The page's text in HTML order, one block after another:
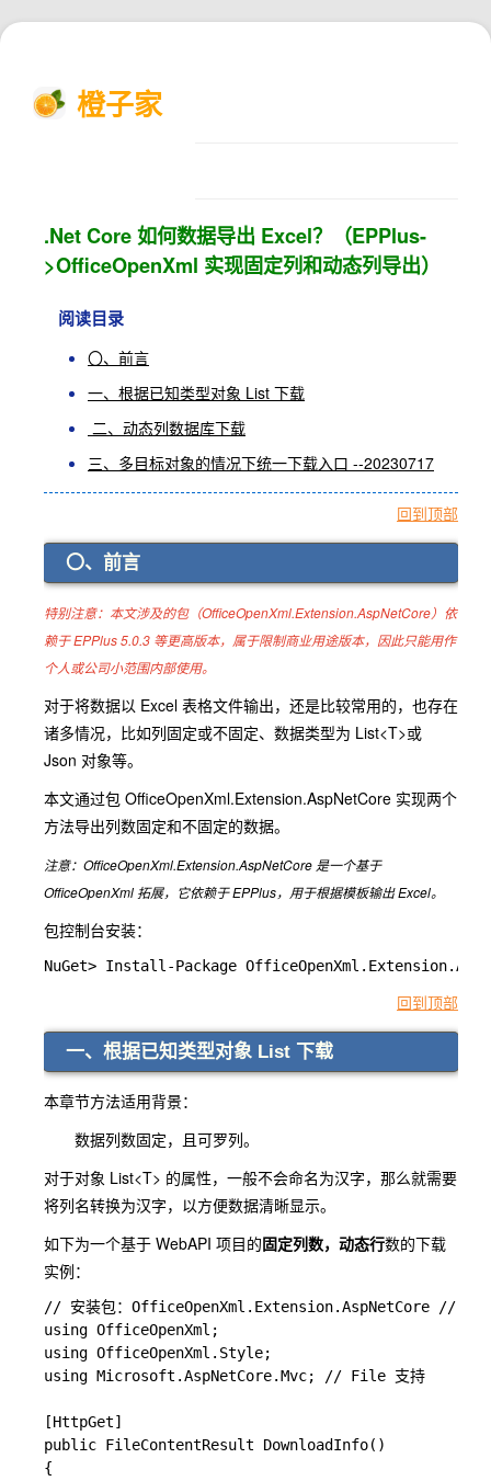
橙子家
.Net Core 如何数据导出 Excel？（EPPlus-
>OfficeOpenXml 实现固定列和动态列导出）
阅读目录
〇、前言
一、根据已知类型对象 List 下载
二、动态列数据库下载
三、多目标对象的情况下统一下载入口 --20230717
回到顶部
〇、前言
特别注意：本文涉及的包（OfficeOpenXml.Extension.AspNetCore）依
赖于 EPPlus 5.0.3 等更高版本，属于限制商业用途版本，因此只能用作
个人或公司小范围内部使用。
对于将数据以 Excel 表格文件输出，还是比较常用的，也存在
诸多情况，比如列固定或不固定、数据类型为 List<T>或
Json 对象等。
本文通过包 OfficeOpenXml.Extension.AspNetCore 实现两个
方法导出列数固定和不固定的数据。
注意：OfficeOpenXml.Extension.AspNetCore 是一个基于
OfficeOpenXml 拓展，它依赖于 EPPlus，用于根据模板输出 Excel。
包控制台安装：
NuGet> Install-Package
回到顶部
一、根据已知类型对象 List 下载
本章节方法适用背景：
数据列数固定，且可罗列。
对于对象 List<T> 的属性，一般不会命名为汉字，那么就需要
将列名转换为汉字，以方便数据清晰显示。
如下为一个基于 WebAPI 项目的固定列数，动态行数的下载
实例：
// 安装包：OfficeOpenXml.Extension.AspNetCore // 支
using OfficeOpenXml;
using OfficeOpenXml.Style;
using Microsoft.AspNetCore.Mvc; // File 支持
[HttpGet]
public FileContentResult DownloadInfo()
{